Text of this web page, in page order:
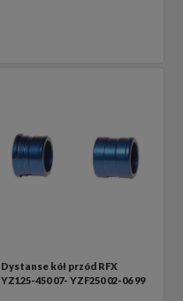
Dystanse kół przód RFX
YZ125-450 07- YZF250 02-06 99